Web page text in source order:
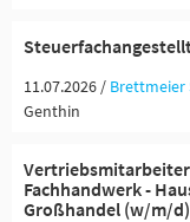
11.07.2026 / Brettmeier
Genthin
Fachhandwerk -
Großhandel (w/m/d)